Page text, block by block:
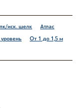
иск. шелк
Атлас
От 1 до 1,5 м